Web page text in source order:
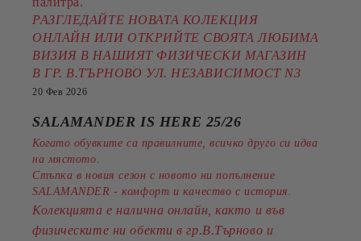
РАЗГЛЕДАЙТЕ НОВАТА КОЛЕКЦИЯ
ОНЛАЙН ИЛИ ОТКРИЙТЕ СВОЯТА ЛЮБИМА
ВИЗИЯ В НАШИЯТ ФИЗИЧЕСКИ МАГАЗИН
В ГР. В.ТЪРНОВО УЛ. НЕЗАВИСИМОСТ N3
20 Фев 2026
SALAMANDER IS HERE 25/26
Когато обувките са правилните, всичко друго си идва
на мястото.
Стъпка в новия сезон с новото ни попълнение
SALAMANDER - комфорт и качество с история.
Колекцията е налична онлайн, както и във
физическите ни обекти в гр.В.Търново и